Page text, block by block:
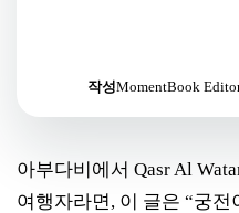
작성MomentBook
아부다비에서 Qasr Al
여행자라면, 이 글은 “궁